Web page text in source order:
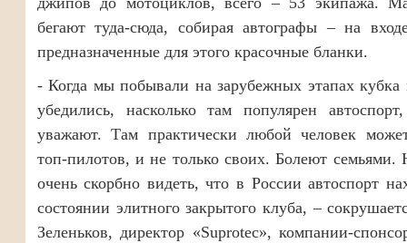
бегают туда-сюда, собирая автографы – на
предназначенные для этого красочные бланки.
- Когда мы побывали на зарубежных этапах
убедились, насколько там популярен
уважают. Там практически любой человек
топ-пилотов, и не только своих. Болеют семьями.
очень скорбно видеть, что в России автоспорт
состоянии элитного закрытого клуба, –
Зеленьков, директор «Suprotec», компании-